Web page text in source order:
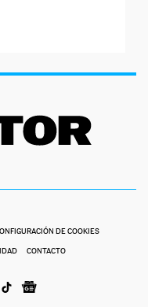
DE COOKIES
CONTACTO